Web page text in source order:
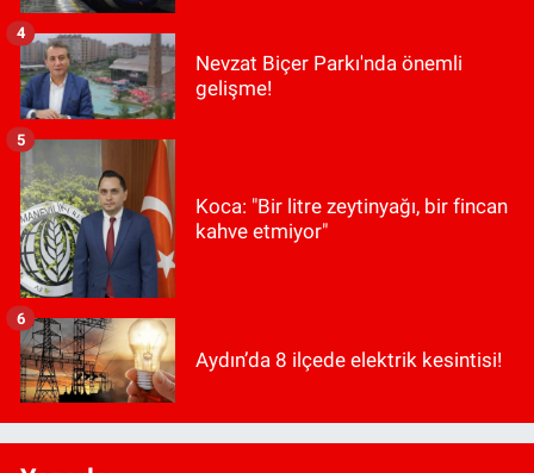
Nevzat Biçer Parkı'nda önemli
gelişme!
4
Koca: "Bir litre zeytinyağı, bir fincan
kahve etmiyor"
5
Aydın’da 8 ilçede elektrik kesintisi!
6